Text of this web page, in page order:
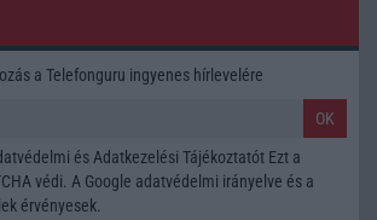
a Telefonguru ingyenes hírlevelére
OK
és Adatkezelési Tájékoztatót Ezt a
védi. A Google adatvédelmi irányelve és a
érvényesek.